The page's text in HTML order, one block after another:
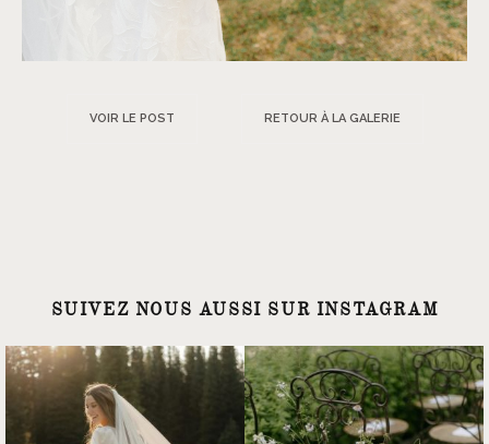
VOIR LE POST RETOUR À LA GALERIE
SUIVEZ NOUS AUSSI SUR INSTAGRAM